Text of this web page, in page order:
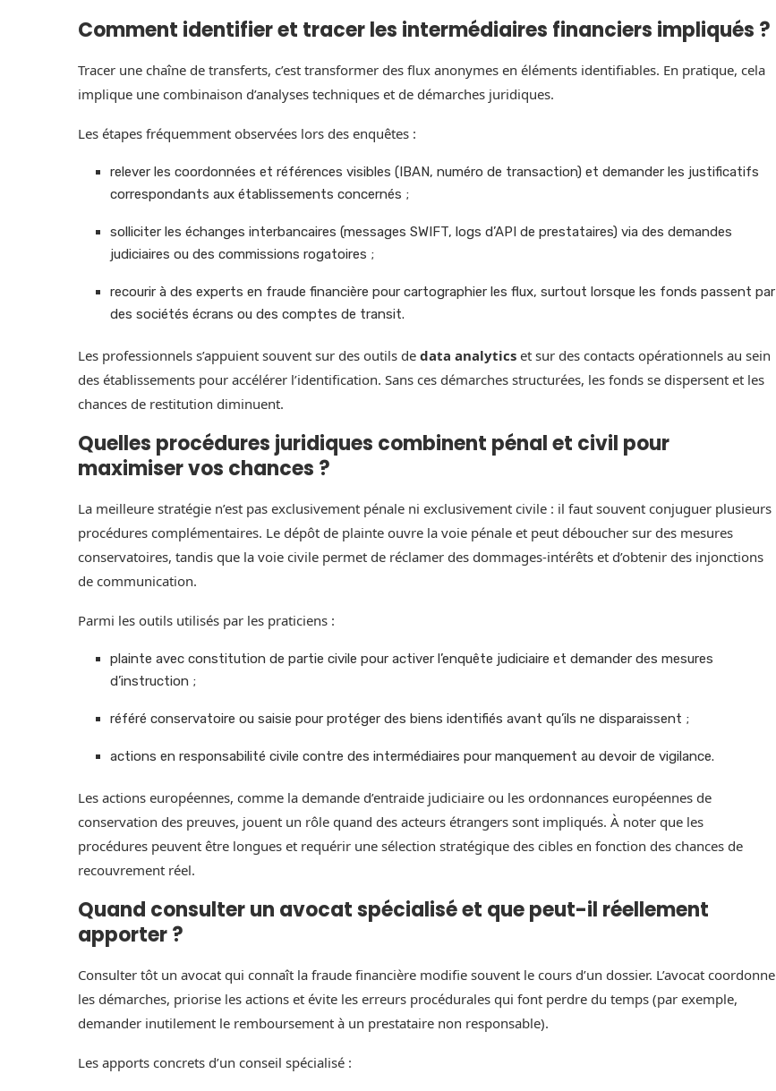
Comment identifier et tracer les intermédiaires financiers impliqués ?
Tracer une chaîne de transferts, c’est transformer des flux anonymes en éléments identifiables. En pratique, cela
implique une combinaison d’analyses techniques et de démarches juridiques.
Les étapes fréquemment observées lors des enquêtes :
relever les coordonnées et références visibles (IBAN, numéro de transaction) et demander les justificatifs
correspondants aux établissements concernés ;
solliciter les échanges interbancaires (messages SWIFT, logs d’API de prestataires) via des demandes
judiciaires ou des commissions rogatoires ;
recourir à des experts en fraude financière pour cartographier les flux, surtout lorsque les fonds passent par
des sociétés écrans ou des comptes de transit.
Les professionnels s’appuient souvent sur des outils de data analytics et sur des contacts opérationnels au sein
des établissements pour accélérer l’identification. Sans ces démarches structurées, les fonds se dispersent et les
chances de restitution diminuent.
Quelles procédures juridiques combinent pénal et civil pour
maximiser vos chances ?
La meilleure stratégie n’est pas exclusivement pénale ni exclusivement civile : il faut souvent conjuguer plusieurs
procédures complémentaires. Le dépôt de plainte ouvre la voie pénale et peut déboucher sur des mesures
conservatoires, tandis que la voie civile permet de réclamer des dommages-intérêts et d’obtenir des injonctions
de communication.
Parmi les outils utilisés par les praticiens :
plainte avec constitution de partie civile pour activer l’enquête judiciaire et demander des mesures
d’instruction ;
référé conservatoire ou saisie pour protéger des biens identifiés avant qu’ils ne disparaissent ;
actions en responsabilité civile contre des intermédiaires pour manquement au devoir de vigilance.
Les actions européennes, comme la demande d’entraide judiciaire ou les ordonnances européennes de
conservation des preuves, jouent un rôle quand des acteurs étrangers sont impliqués. À noter que les
procédures peuvent être longues et requérir une sélection stratégique des cibles en fonction des chances de
recouvrement réel.
Quand consulter un avocat spécialisé et que peut-il réellement
apporter ?
Consulter tôt un avocat qui connaît la fraude financière modifie souvent le cours d’un dossier. L’avocat coordonne
les démarches, priorise les actions et évite les erreurs procédurales qui font perdre du temps (par exemple,
demander inutilement le remboursement à un prestataire non responsable).
Les apports concrets d’un conseil spécialisé :